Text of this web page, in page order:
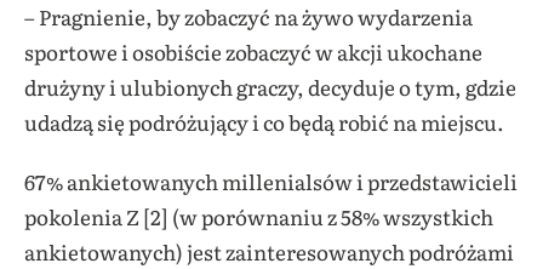
– Pragnienie, by zobaczyć na żywo wydarzenia
sportowe i osobiście zobaczyć w akcji ukochane
drużyny i ulubionych graczy, decyduje o tym, gdzie
udadzą się podróżujący i co będą robić na miejscu.
67% ankietowanych millenialsów i przedstawicieli
pokolenia Z [2] (w porównaniu z 58% wszystkich
ankietowanych) jest zainteresowanych podróżami